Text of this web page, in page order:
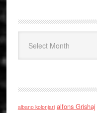
albano kolonjari alfons Grishaj